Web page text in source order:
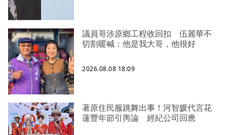
議員哥涉原鄉工程收回扣 伍麗華不
切割暖喊：他是我大哥，他很好
2026.08.08 18:09
著原住民服跳舞出事！河智媛代言花
蓮豐年節引輿論 經紀公司回應